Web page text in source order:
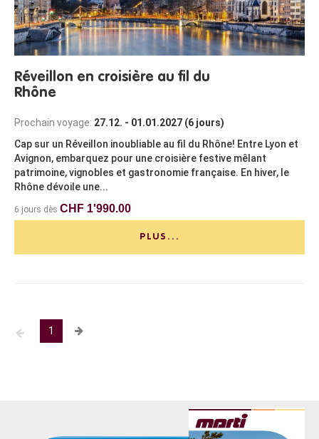
Réveillon en croisière au fil du
Rhône
Prochain voyage: 27.12. - 01.01.2027 (6 jours)
Cap sur un Réveillon inoubliable au fil du Rhône! Entre Lyon et
Avignon, embarquez pour une croisière festive mêlant
patrimoine, vignobles et gastronomie française. En hiver, le
Rhône dévoile une...
6 jours dès CHF 1'990.00
PLUS...
1